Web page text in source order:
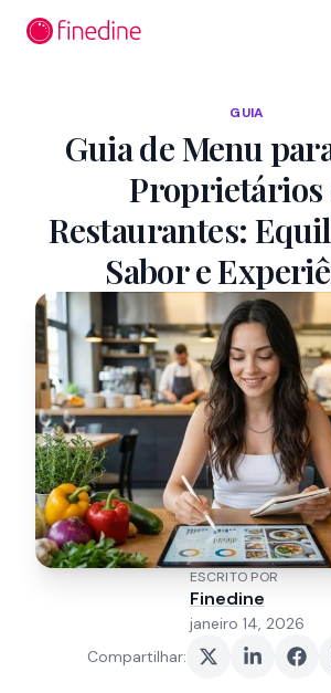
GUIA
Guia de Menu
Proprietários
Restaurantes:
Sabor e
ESCRITO POR
Finedine
janeiro 14, 2026
Compartilhar: